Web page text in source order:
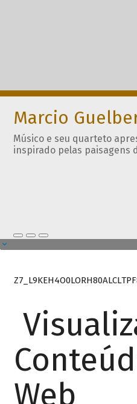
Marcio
Músico e seu quarteto
inspirado pelas paisagens
Web